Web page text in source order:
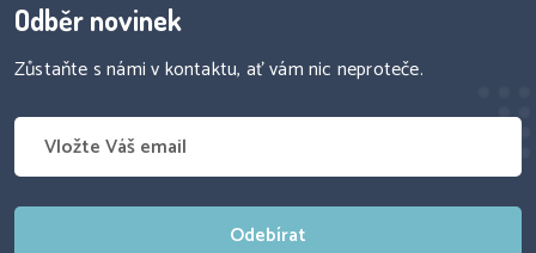
Odběr novinek
Zůstaňte s námi v kontaktu, ať vám nic neproteče.
Odebírat